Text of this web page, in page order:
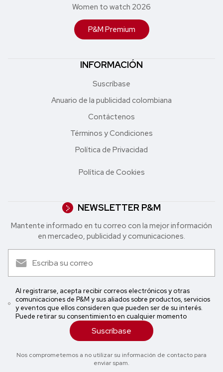
Women to watch 2026
P&M Premium
INFORMACIÓN
Suscríbase
Anuario de la publicidad colombiana
Contáctenos
Términos y Condiciones
Política de Privacidad
Política de Cookies
NEWSLETTER P&M
Mantente informado en tu correo con la mejor in formación
en mercadeo, publicidad y comunicaciones.
Al registrarse, acepta recibir correos electrónicos y otras
comunicaciones de P&M y sus aliados sobre productos, servicios
y eventos que ellos consideren que pueden ser de su interés.
Puede retirar su consentimiento en cualquier momento
Suscríbase
Nos comprometemos a no utilizar su información de contacto para
enviar spam.